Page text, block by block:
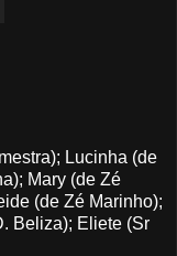
Lucinha (de
Mary (de Zé
(de Zé Marinho);
Beliza); Eliete (Sr